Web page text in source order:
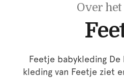
Over
Feetje babykleding
kleding van Feetje ziet